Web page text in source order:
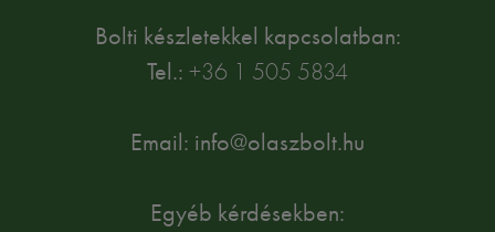
Bolti készletekkel kapcsolatban:
Tel.: +36 1 505 5834
Email: info@olaszbolt.hu
Egyéb kérdésekben: